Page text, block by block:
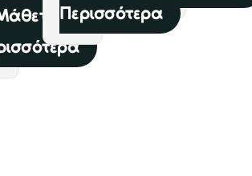
Περισσότερα